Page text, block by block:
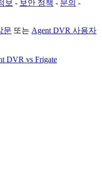
보 - 보안 정책 - 문의 -
문 또는 Agent DVR 사용자
DVR vs Frigate